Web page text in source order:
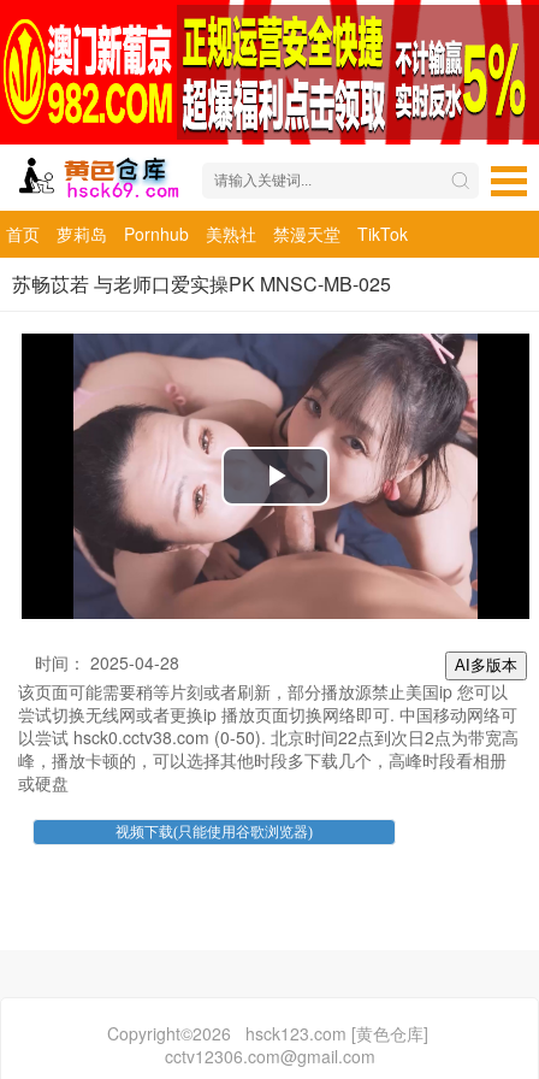
首页 萝莉岛 Pornhub 美熟社 禁漫天堂 TikTok
苏畅苡若 与老师口爱实操PK MNSC-MB-025
AI多版本
时间： 2025-04-28
该页面可能需要稍等片刻或者刷新，部分播放源禁止美国ip 您可以
尝试切换无线网或者更换ip 播放页面切换网络即可. 中国移动网络可
以尝试 hsck0.cctv38.com (0-50). 北京时间22点到次日2点为带宽高
峰，播放卡顿的，可以选择其他时段多下载几个，高峰时段看相册
或硬盘
Copyright©2026 hsck123.com [黄色仓库]
cctv12306.com@gmail.com